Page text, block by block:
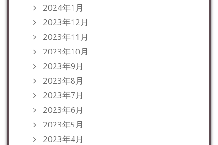
2024年1月
2023年12月
2023年11月
2023年10月
2023年9月
2023年8月
2023年7月
2023年6月
2023年5月
2023年4月